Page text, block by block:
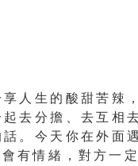
人生的酸甜苦辣
去分擔、去互相
。 今天你在外面
有情緒，對方一定